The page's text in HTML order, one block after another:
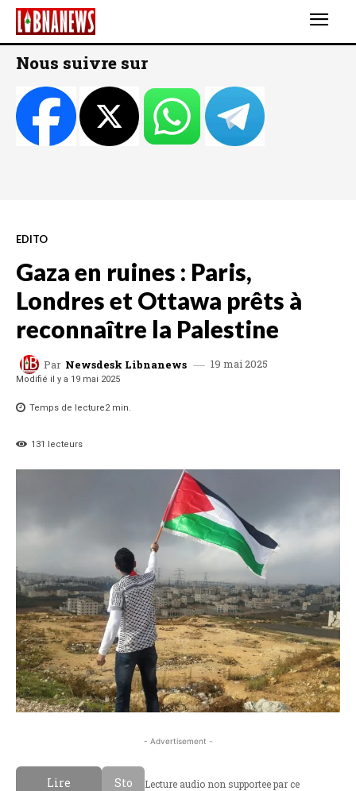
Nous suivre sur
EDITO
Gaza en ruines : Paris,
Londres et Ottawa prêts à
reconnaître la Palestine
Par Newsdesk Libnanews 19 mai 2025
Modifié il y a 19 mai 2025
Temps de lecture2min.
131 lecteurs
- Advertisement -
Lire
Sto
Lecture audio non supportee par ce